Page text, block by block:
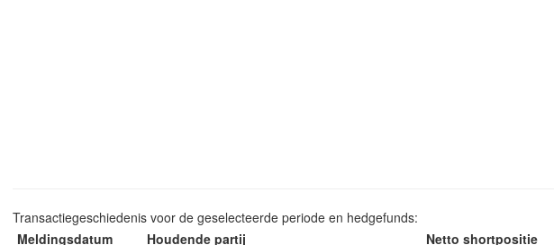
Transactiegeschiedenis voor de geselecteerde periode en hedgefunds:
Meldingsdatum
Houdende partij Netto shortpositie